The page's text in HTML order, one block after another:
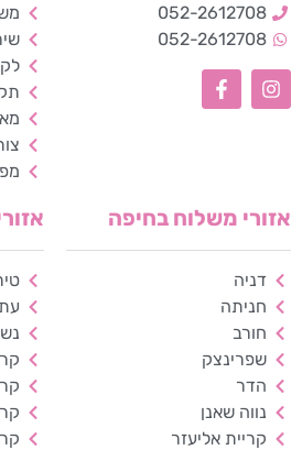
052-2612708
052-2612708
אזורי משלוח בחיפה
דניה
חניתה
חורב
שפרינצק
הדר
נווה שאנן
קריית אליעזר
כלי נגישות
ניגודיות הפוכה
הדגשת קישורים